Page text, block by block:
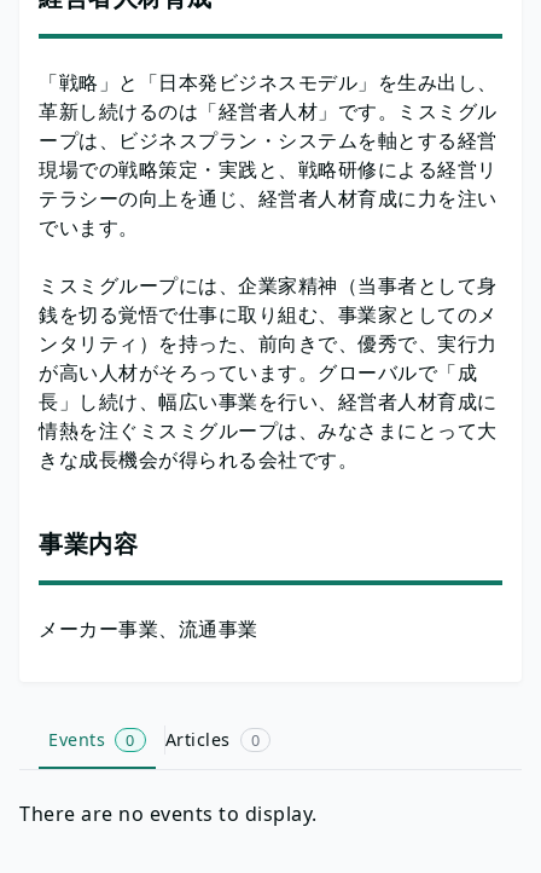
「戦略」と「日本発ビジネスモデル」を生み出し、
革新し続けるのは「経営者人材」です。ミスミグル
ープは、ビジネスプラン・システムを軸とする経営
現場での戦略策定・実践と、戦略研修による経営リ
テラシーの向上を通じ、経営者人材育成に力を注い
でいます。
ミスミグループには、企業家精神（当事者として身
銭を切る覚悟で仕事に取り組む、事業家としてのメ
ンタリティ）を持った、前向きで、優秀で、実行力
が高い人材がそろっています。グローバルで「成
長」し続け、幅広い事業を行い、経営者人材育成に
情熱を注ぐミスミグループは、みなさまにとって大
きな成長機会が得られる会社です。
事業内容
メーカー事業、流通事業
Events 0 Articles 0
There are no events to display.